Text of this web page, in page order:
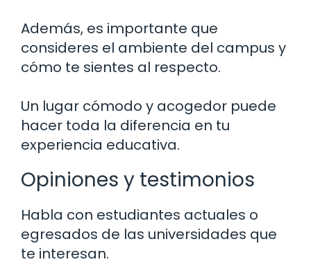
Además, es importante que
consideres el ambiente del campus y
cómo te sientes al respecto.
Un lugar cómodo y acogedor puede
hacer toda la diferencia en tu
experiencia educativa.
Opiniones y testimonios
Habla con estudiantes actuales o
egresados de las universidades que
te interesan.